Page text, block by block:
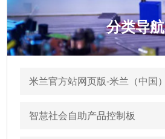
分类导航
米兰官方站网页版-米兰（中国）
智慧社会自助产品控制板